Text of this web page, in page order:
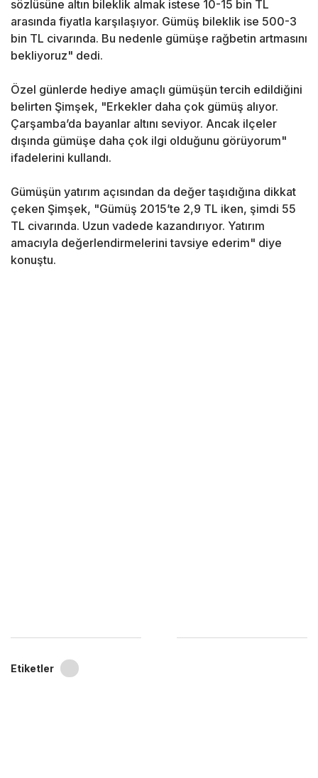
sözlüsüne altın bileklik almak istese 10-15 bin TL
arasında fiyatla karşılaşıyor. Gümüş bileklik ise 500-3
bin TL civarında. Bu nedenle gümüşe rağbetin artmasını
bekliyoruz" dedi.
Özel günlerde hediye amaçlı gümüşün tercih edildiğini
belirten Şimşek, "Erkekler daha çok gümüş alıyor.
Çarşamba’da bayanlar altını seviyor. Ancak ilçeler
dışında gümüşe daha çok ilgi olduğunu görüyorum"
ifadelerini kullandı.
Gümüşün yatırım açısından da değer taşıdığına dikkat
çeken Şimşek, "Gümüş 2015’te 2,9 TL iken, şimdi 55
TL civarında. Uzun vadede kazandırıyor. Yatırım
amacıyla değerlendirmelerini tavsiye ederim" diye
konuştu.
Etiketler